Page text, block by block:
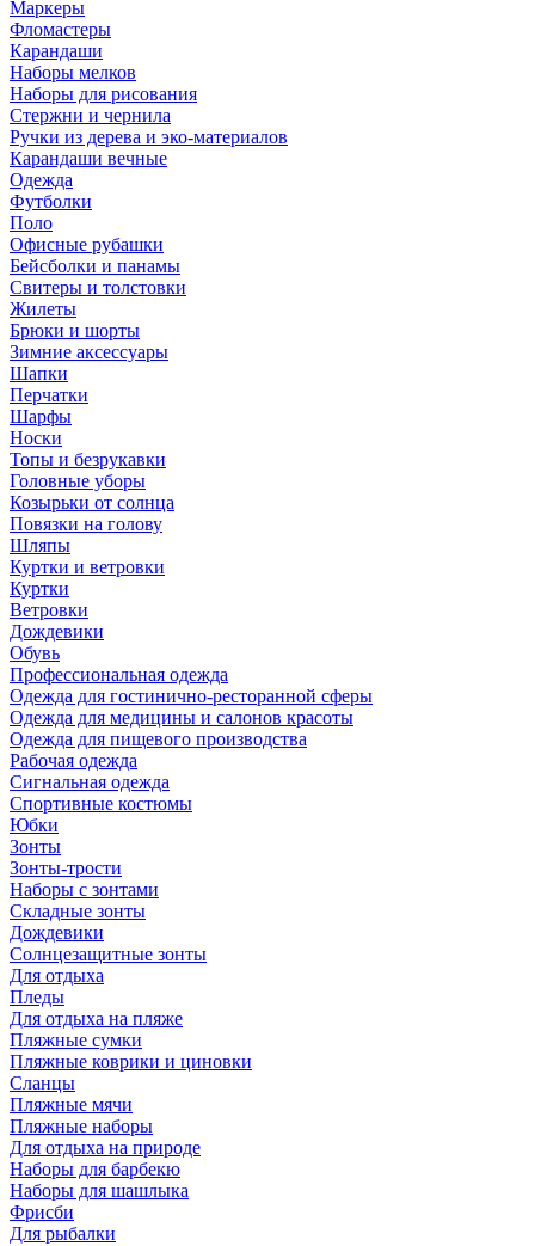
Маркеры
Фломастеры
Карандаши
Наборы мелков
Наборы для рисования
Стержни и чернила
Ручки из дерева и эко-материалов
Карандаши вечные
Одежда
Футболки
Поло
Офисные рубашки
Бейсболки и панамы
Свитеры и толстовки
Жилеты
Брюки и шорты
Зимние аксессуары
Шапки
Перчатки
Шарфы
Носки
Топы и безрукавки
Головные уборы
Козырьки от солнца
Повязки на голову
Шляпы
Куртки и ветровки
Куртки
Ветровки
Дождевики
Обувь
Профессиональная одежда
Одежда для гостинично-ресторанной сферы
Одежда для медицины и салонов красоты
Одежда для пищевого производства
Рабочая одежда
Сигнальная одежда
Спортивные костюмы
Юбки
Зонты
Зонты-трости
Наборы с зонтами
Складные зонты
Дождевики
Солнцезащитные зонты
Для отдыха
Пледы
Для отдыха на пляже
Пляжные сумки
Пляжные коврики и циновки
Сланцы
Пляжные мячи
Пляжные наборы
Для отдыха на природе
Наборы для барбекю
Наборы для шашлыка
Фрисби
Для рыбалки